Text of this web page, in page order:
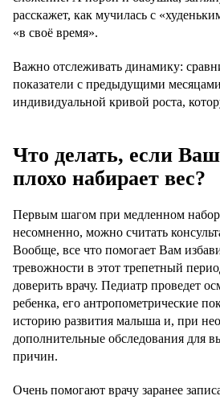
расскажет, как мучилась с
«в своё время».
Важно отслеживать динамику:
показатели с предыдущими
индивидуальной кривой роста,
Что делать, если
плохо набирает вес?
Первым шагом при медленном
несомненно, можно считать
Вообще, все что помогает Вам
тревожности в этот трепетный
доверить врачу. Педиатр проведет
ребенка, его антропометрические
историю развития малыша и, при
дополнительные обследования для
причин.
Очень помогают врачу заранее